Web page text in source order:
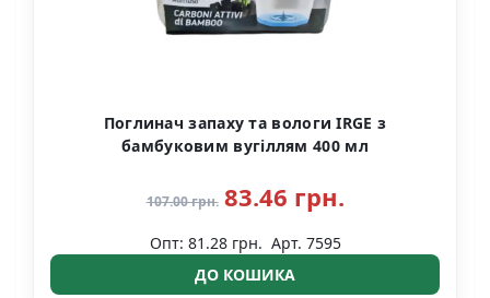
Поглинач запаху та вологи IRGE з
бамбуковим вугіллям 400 мл
107.00 грн. 83.46 грн.
Опт: 81.28 грн. Арт. 7595
ДО КОШИКА